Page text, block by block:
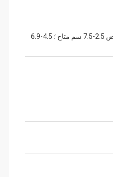
690 * 7.5 سم ، عرض 2.5-7.5 سم متاح ؛ 4.5-6.9